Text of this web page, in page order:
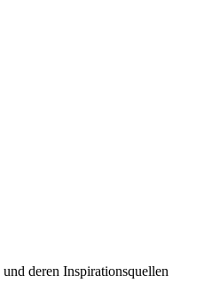
deren Inspirationsquellen